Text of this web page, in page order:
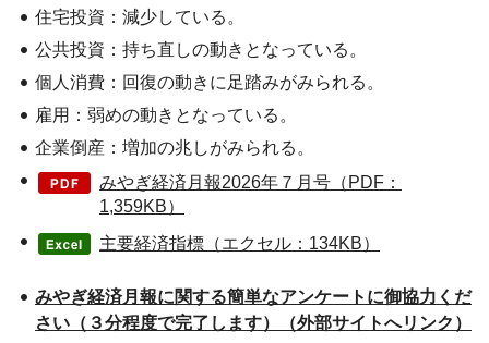
住宅投資：減少している。
公共投資：持ち直しの動きとなっている。
個人消費：回復の動きに足踏みがみられる。
雇用：弱めの動きとなっている。
企業倒産：増加の兆しがみられる。
みやぎ経済月報2026年７月号（PDF：
1,359KB）
主要経済指標（エクセル：134KB）
みやぎ経済月報に関する簡単なアンケートに御協力くだ
さい（３分程度で完了します）（外部サイトへリンク）